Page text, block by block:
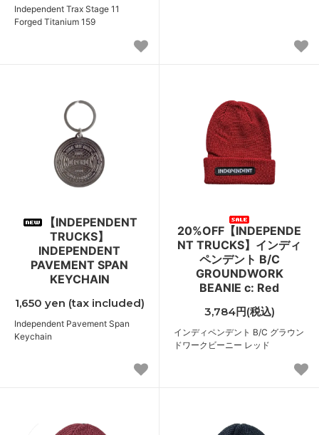
Independent Trax Stage 11
Forged Titanium 159
【INDEPENDENT
TRUCKS】
INDEPENDENT
PAVEMENT SPAN
KEYCHAIN
1,650 yen (tax included)
Independent Pavement Span
Keychain
20%OFF【INDEPENDE
NT TRUCKS】インディ
ペンデント B/C
GROUNDWORK
BEANIE c: Red
3,784円(税込)
インディペンデント B/C グラウン
ドワークビーニー レッド